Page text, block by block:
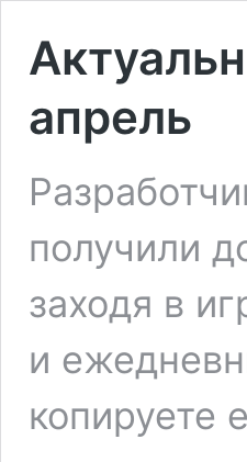
апрель
получили
заходя в
и
копируете